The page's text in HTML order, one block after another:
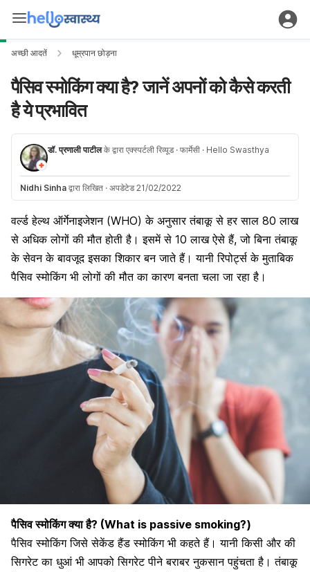
अच्छी आदतें धूम्रपान छोड़ना
पैसिव स्मोकिंग क्या है? जानें अपनों को कैसे करती
है ये प्रभावित
डॉ. प्रणाली पाटीलके द्वारा एक्स्पर्टली रिव्यूड · फार्मेसी · Hello Swasthya
Nidhi Sinha द्वारा लिखित · अपडेटेड 21/02/2022
वर्ल्ड हेल्थ ऑर्गेनाइजेशन (WHO) के अनुसार तंबाकू से हर साल 80 लाख
से अधिक लोगों की मौत होती है। इसमें से 10 लाख ऐसे हैं, जो बिना तंबाकू
के सेवन के बावजूद इसका शिकार बन जाते हैं। यानी रिपोर्ट्स के मुताबिक
पैसिव स्मोकिंग भी लोगों की मौत का कारण बनता चला जा रहा है।
पैसिव स्मोकिंग क्या है? (What is passive smoking?)
पैसिव स्मोकिंग जिसे सेकेंड हैंड स्मोकिंग भी कहते हैं। यानी किसी और की
सिगरेट का धुआं भी आपको सिगरेट पीने बराबर नुकसान पहुंचता है। तंबाकू